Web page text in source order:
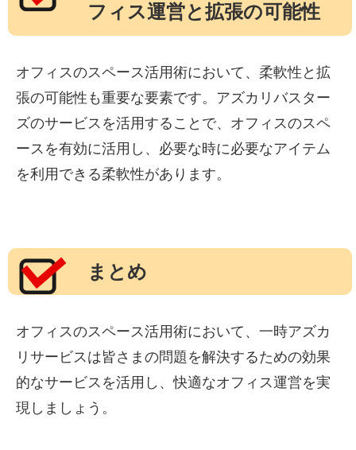
フィス運営と拡張の可能性
オフィスのスペース活用術において、柔軟性と拡
張の可能性も重要な要素です。アズカリバスター
ズのサービスを活用することで、オフィスのスペ
ースを有効に活用し、必要な時に必要なアイテム
を利用できる柔軟性があります。
まとめ
オフィスのスペース活用術において、一時アズカ
リサービスは皆さまの問題を解決するための効果
的なサービスを活用し、快適なオフィス運営を実
現しましょう。